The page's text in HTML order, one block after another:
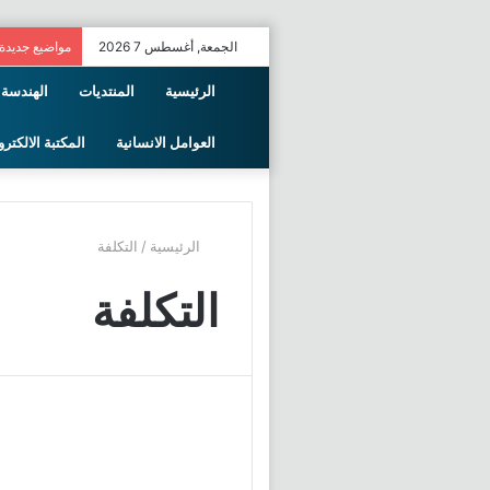
الجمعة, أغسطس 7 2026 مواضيع جديدة
الرئيسية المنتديات
العوامل الانسانية المكتبة
الرئيسية / التكلفة
التكلفة